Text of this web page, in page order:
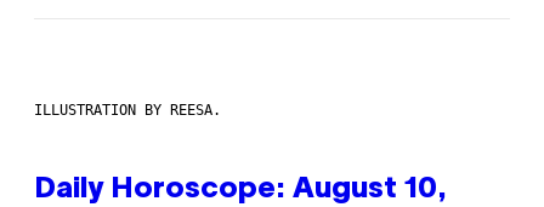
ILLUSTRATION BY REESA.
Daily Horoscope: August 10,